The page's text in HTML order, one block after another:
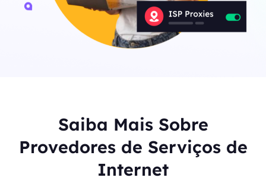
Saiba Mais Sobre
Provedores de Serviços de
Internet